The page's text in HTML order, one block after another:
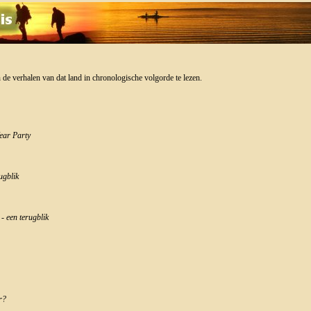
verhalen van dat land in chronologische volgorde te lezen.
Party
een terugblik